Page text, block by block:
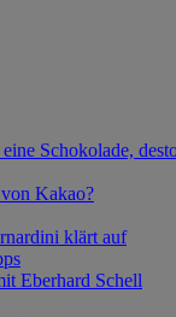
eine Schokolade,
Kakao?
klärt auf
Eberhard Schell